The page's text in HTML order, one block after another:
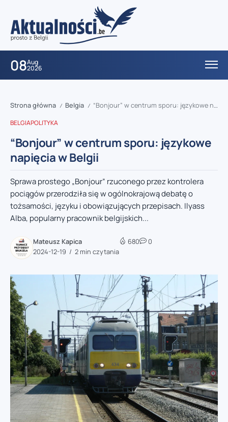
08Aug
2026
Strona główna / Belgia / “Bonjour” w centrum sporu: językowe napięcia w Belgii
BELGIAPOLITYKA
“Bonjour” w centrum sporu: językowe
napięcia w Belgii
Sprawa prostego „Bonjour” rzuconego przez kontrolera
pociągów przerodziła się w ogólnokrajową debatę o
tożsamości, języku i obowiązujących przepisach. Ilyass
Alba, popularny pracownik belgijskich...
Mateusz Kapica
2024-12-19
2 min czytania
680 0